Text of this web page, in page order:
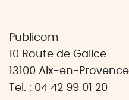
Publicom
10 Route de Galice
13100 Aix-en-Provence
Tel. : 04 42 99 01 20